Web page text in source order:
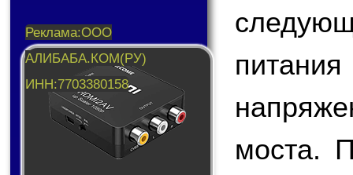
моста.